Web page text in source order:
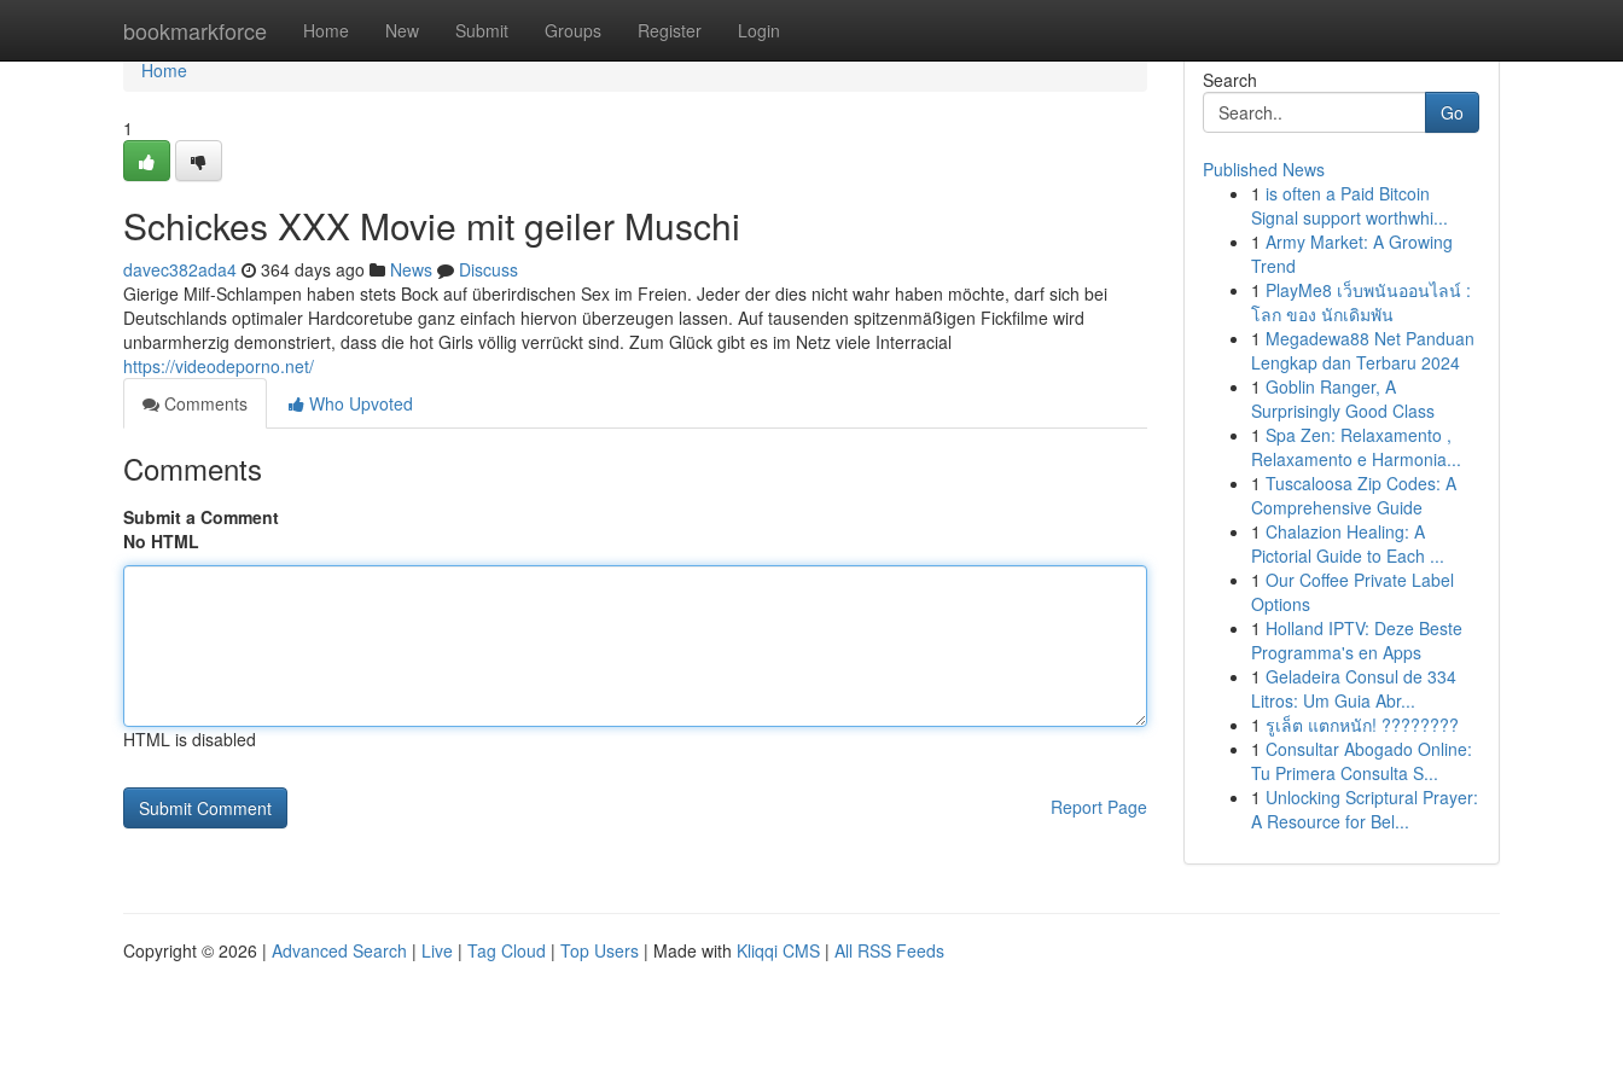
bookmarkforce Home New Submit Groups Register Login
Home
Home
1
Schickes XXX Movie mit geiler Muschi
davec382ada4 364 days ago News
Discuss
Gierige Milf-Schlampen haben stets Bock auf überirdischen Sex im Freien. Jeder der dies nicht wahr haben möchte, darf sich bei
Deutschlands optimaler Hardcoretube ganz einfach hiervon überzeugen lassen. Auf tausenden spitzenmäßigen Fickfilme wird
unbarmherzig demonstriert, dass die hot Girls völlig verrückt sind. Zum Glück gibt es im Netz viele Interracial
https://videodeporno.net/
Comments
Who Upvoted
Comments
Submit a Comment
No HTML
HTML is disabled
Report Page
Search
Go
Published News
1 is often a Paid Bitcoin
Signal support worthwhi...
1 Army Market: A Growing
Trend
1 PlayMe8 เว็บพนันออนไลน์ :
โลก ของ นักเดิมพัน
1 Megadewa88 Net Panduan
Lengkap dan Terbaru 2024
1 Goblin Ranger, A
Surprisingly Good Class
1 Spa Zen: Relaxamento ,
Relaxamento e Harmonia...
1 Tuscaloosa Zip Codes: A
Comprehensive Guide
1 Chalazion Healing: A
Pictorial Guide to Each ...
1 Our Coffee Private Label
Options
1 Holland IPTV: Deze Beste
Programma's en Apps
1 Geladeira Consul de 334
Litros: Um Guia Abr...
1 รูเล็ต แตกหนัก! ????????
1 Consultar Abogado Online:
Tu Primera Consulta S...
1 Unlocking Scriptural Prayer:
A Resource for Bel...
Copyright © 2026 | Advanced Search | Live | Tag Cloud | Top Users | Made with Kliqqi CMS | All RSS Feeds